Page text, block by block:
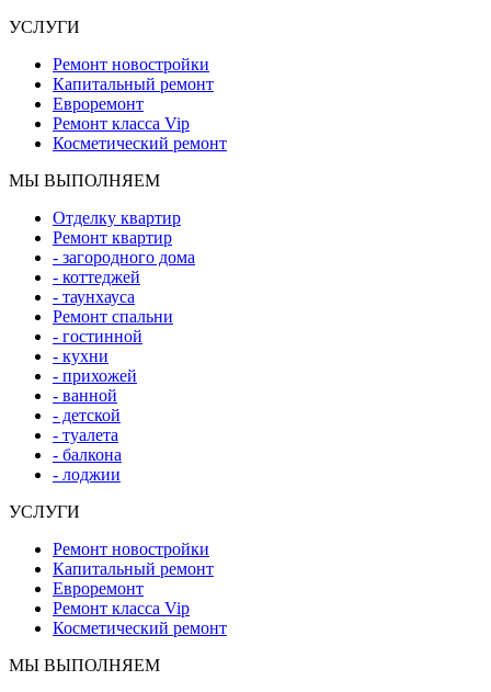
УСЛУГИ
Ремонт новостройки
Капитальный ремонт
Евроремонт
Ремонт класса Vip
Косметический ремонт
МЫ ВЫПОЛНЯЕМ
Отделку квартир
Ремонт квартир
- загородного дома
- коттеджей
- таунхауса
Ремонт спальни
- гостинной
- кухни
- прихожей
- ванной
- детской
- туалета
- балкона
- лоджии
УСЛУГИ
Ремонт новостройки
Капитальный ремонт
Евроремонт
Ремонт класса Vip
Косметический ремонт
МЫ ВЫПОЛНЯЕМ